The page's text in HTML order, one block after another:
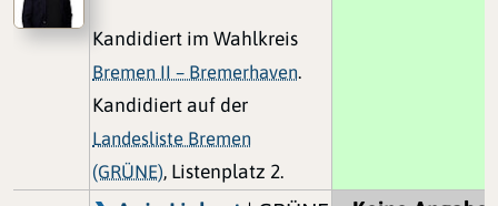
Kandidiert im Wahlkreis
Bremen II – Bremerhaven.
Kandidiert auf der
Landesliste Bremen
(GRÜNE), Listenplatz 2.